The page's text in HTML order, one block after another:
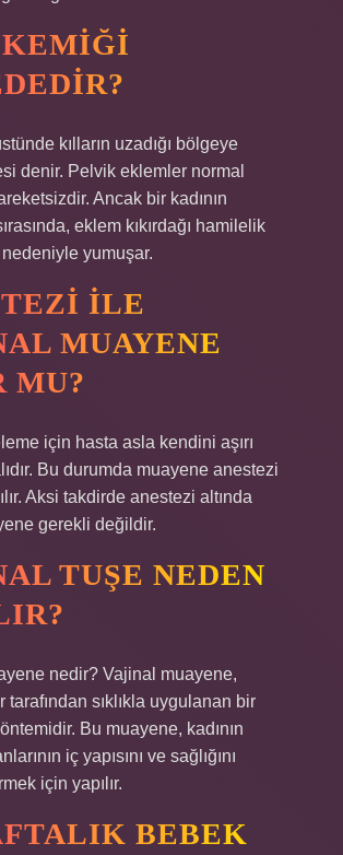
kılların uzadığı bölgeye
denir. Pelvik eklemler normal
Ancak bir kadının
eklem kıkırdağı hamilelik
nedeniyle yumuşar.
ILE
MUAYENE
MU?
için hasta asla kendini aşırı
Bu durumda muayene anestezi
Aksi takdirde anestezi altında
gerekli değildir.
TUŞE NEDEN
nedir? Vajinal muayene,
tarafından sıklıkla uygulanan bir
Bu muayene, kadının
iç yapısını ve sağlığını
için yapılır.
BEBEK